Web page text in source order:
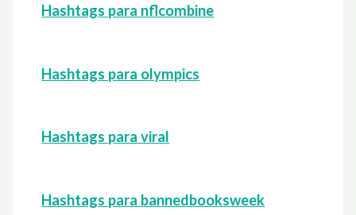
Hashtags para nflcombine
Hashtags para olympics
Hashtags para viral
Hashtags para bannedbooksweek